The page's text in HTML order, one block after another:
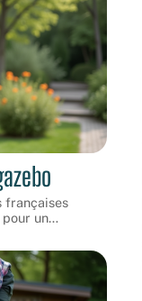
françaises
un…